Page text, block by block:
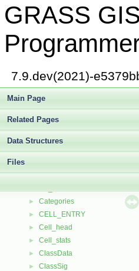
GRASS
7.9.dev(2021)-
Main Page
Related Pages
Data Structures
Files
► avl_node
► avl_table
baseCmpType
BasicMinMaxHeap
BlockHeapElement
► BMlink
► bound_box
► boxlist
► BTREE
► BTREE_NODE
► Cat_index
► Categories
► CELL_ENTRY
► Cell_head
► Cell_stats
► ClassData
► ClassSig